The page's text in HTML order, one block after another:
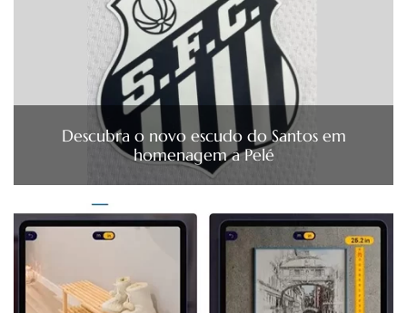
Descubra o novo escudo do Santos em
homenagem a Pelé